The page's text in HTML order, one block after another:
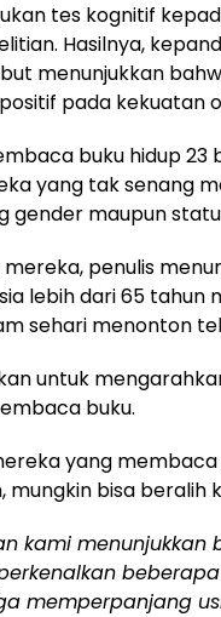
tes kognitif
Hasilnya,
menunjukkan
pada kekuatan
buku hidup 23
yang tak senang
gender maupun
penulis
lebih dari 65 tahun
sehari menonton
untuk
buku.
yang
mungkin bisa beralih
kami
memperpanjang